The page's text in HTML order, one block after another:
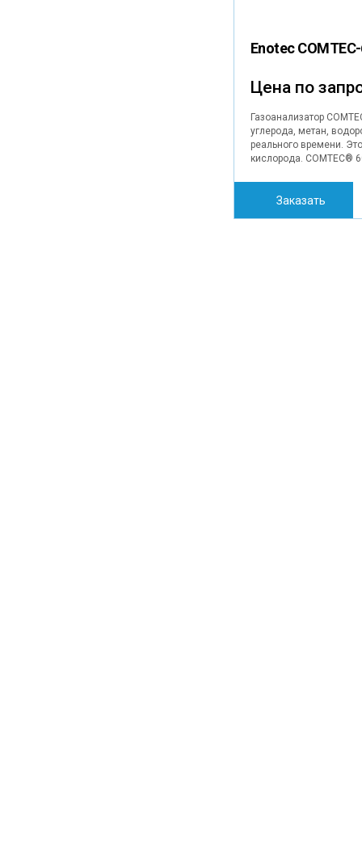
Enotec
Цена по
Газоанализатор
углерода, метан,
реального времени.
кислорода. COMTEC®
Заказать